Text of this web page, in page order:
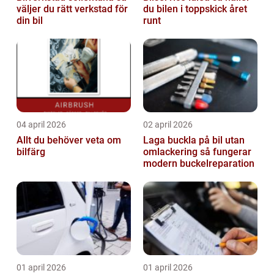
väljer du rätt verkstad för
din bil
du bilen i toppskick året
runt
04 april 2026
Allt du behöver veta om
bilfärg
02 april 2026
Laga buckla på bil utan
omlackering så fungerar
modern buckelreparation
01 april 2026 01 april 2026